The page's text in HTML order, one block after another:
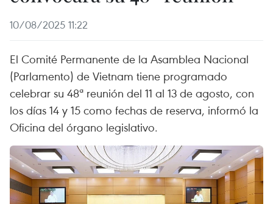
10/08/2025 11:22
El Comité Permanente de la Asamblea Nacional
(Parlamento) de Vietnam tiene programado
celebrar su 48ª reunión del 11 al 13 de agosto, con
los días 14 y 15 como fechas de reserva, informó la
Oficina del órgano legislativo.